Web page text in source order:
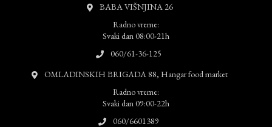
BABA VIŠNJINA 26
Radno vreme:
Svaki dan 08:00-21h
060/61-36-125
OMLADINSKIH BRIGADA 88, Hangar food market
Radno vreme:
Svaki dan 09:00-22h
060/6601389